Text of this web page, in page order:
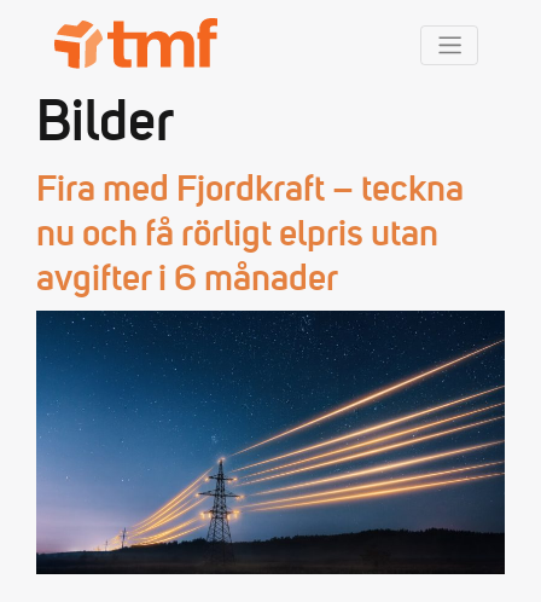
Bilder
Fira med Fjordkraft – teckna
nu och få rörligt elpris utan
avgifter i 6 månader